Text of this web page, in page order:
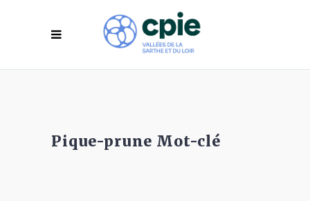
Pique-prune Mot-clé